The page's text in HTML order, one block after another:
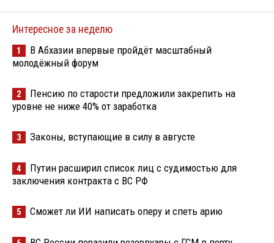
Интересное за неделю
1
В Абхазии впервые пройдёт масштабный
молодёжный форум
2
Пенсию по старости предложили закрепить на
уровне не ниже 40% от заработка
3 Законы, вступающие в силу в августе
4
Путин расширил список лиц с судимостью для
заключения контракта с ВС РФ
5 Сможет ли ИИ написать оперу и спеть арию